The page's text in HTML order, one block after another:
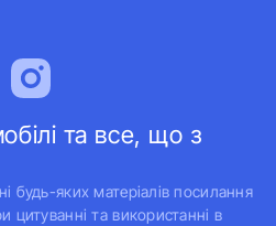
та все, що з
будь-яких матеріалів посилання
та використанні в